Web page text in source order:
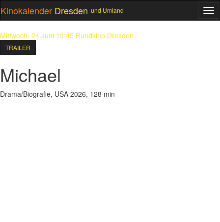
Kinokalender Dresden und Umland
Mittwoch, 24.Juni 19:45 Rundkino Dresden
TRAILER
Michael
Drama/Biografie, USA 2026, 128 min